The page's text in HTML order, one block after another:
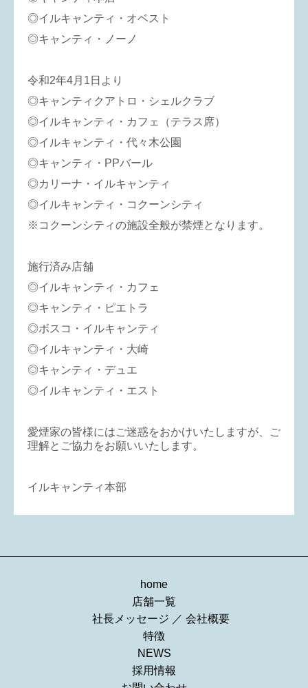
◎イルキャンティ・オベスト
◎キャンティ・ノーノ
令和2年4月1日より
◎キャンティクアトロ・シェルクラブ
◎イルキャンティ・カフェ（テラス席）
◎イルキャンティ・代々木公園
◎キャンティ・PPバール
◎カリーナ・イルキャンティ
◎イルキャンティ・コクーンシティ
※コクーンシティの施設全般が禁煙となります。
施行済み店舗
◎イルキャンティ・カフェ
◎キャンティ・ピエトラ
◎ボスコ・イルキャンティ
◎イルキャンティ・大崎
◎キャンティ・デュエ
◎イルキャンティ・エスト
愛煙家の皆様にはご迷惑をおかけいたしますが、ご
理解とご協力をお願いいたします。
イルキャンティ本部
home
店舗一覧
社長メッセージ ／ 会社概要
特徴
NEWS
採用情報